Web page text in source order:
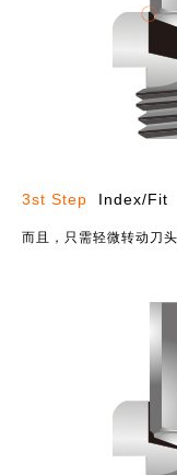
3st Step Index/Fit
而且，只需轻微转动刀